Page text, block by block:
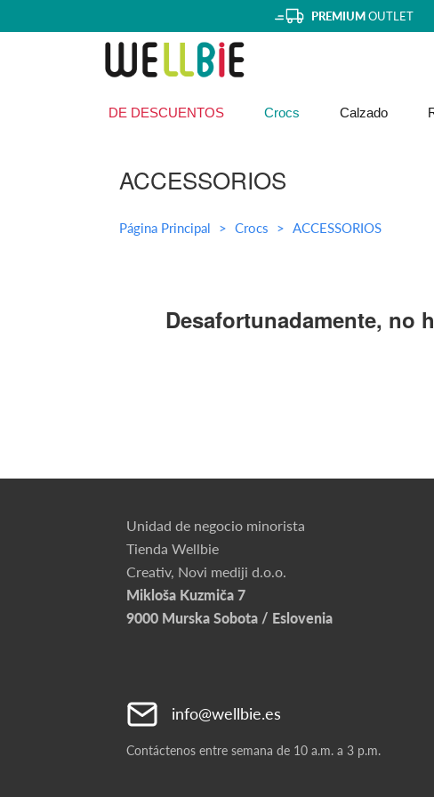
PREMIUMOUTLET
DE DESCUENTOS Crocs Calzado
ACCESSORIOS
Página Principal Crocs ACCESSORIOS
Desafortunadamente, no
Unidad de negocio minorista
Tienda Wellbie
Creativ, Novi mediji d.o.o.
Mikloša Kuzmiča 7
9000 Murska Sobota / Eslovenia
info@wellbie.es
Contáctenos entre semana de 10 a.m. a 3 p.m.